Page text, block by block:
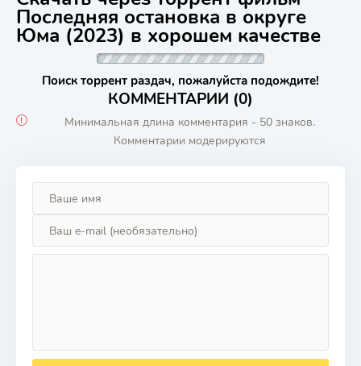
Последняя остановка в округе
Юма (2023) в хорошем качестве
Поиск торрент раздач, пожалуйста подождите!
КОММЕНТАРИИ (0)
Минимальная длина комментария - 50 знаков.
Комментарии модерируются